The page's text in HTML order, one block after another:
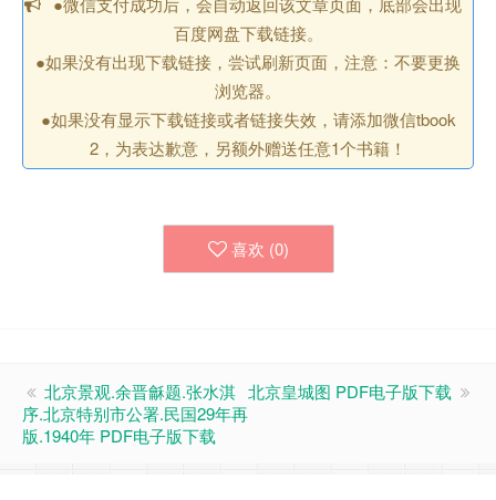
百度网盘下载链接。
●如果没有出现下载链接，尝试刷新页面，注意：不要更换
浏览器。
●如果没有显示下载链接或者链接失效，请添加微信tbook
2，为表达歉意，另额外赠送任意1个书籍！
喜欢 (0)
北京景观.余晋龢题.张水淇
序.北京特别市公署.民国29年再
版.1940年 PDF电子版下载
北京皇城图 PDF电子版下载